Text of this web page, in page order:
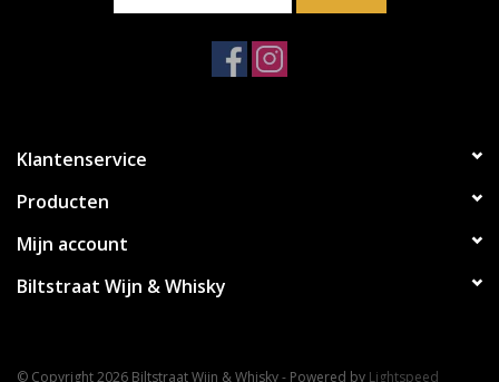
Klantenservice
Producten
Mijn account
Biltstraat Wijn & Whisky
© Copyright 2026 Biltstraat Wijn & Whisky - Powered by Lightspeed